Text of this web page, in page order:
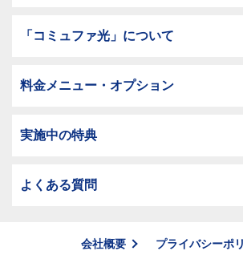
「コミュファ光」について
料金メニュー・オプション
実施中の特典
よくある質問
会社概要 プライバシーポ